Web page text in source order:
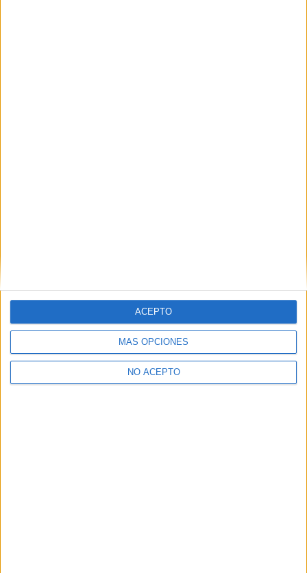
MÁS OPCIONES
NO ACEPTO
ACEPTO
Y como regalo de agradecimiento, por registrarte te daremos
gratis una copia de nuestro ebook con 100 consejos para tu
primer año de universidad